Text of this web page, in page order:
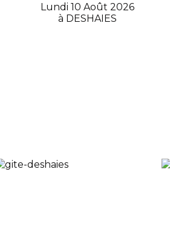
Lundi 10 Août 2026
à DESHAIES